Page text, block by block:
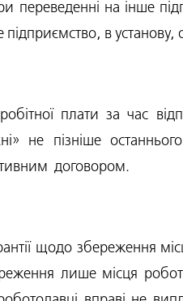
переведенні на інше
в установу,
плати за час
не пізніше
договором.
щодо збереження
лише місця